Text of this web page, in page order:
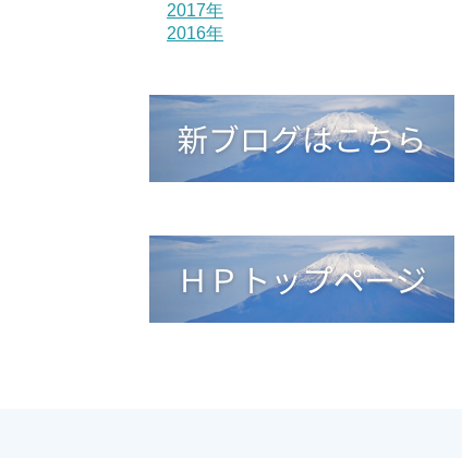
2017年
2016年